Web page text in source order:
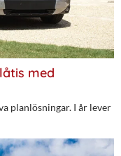
med
planlösningar. I år lever